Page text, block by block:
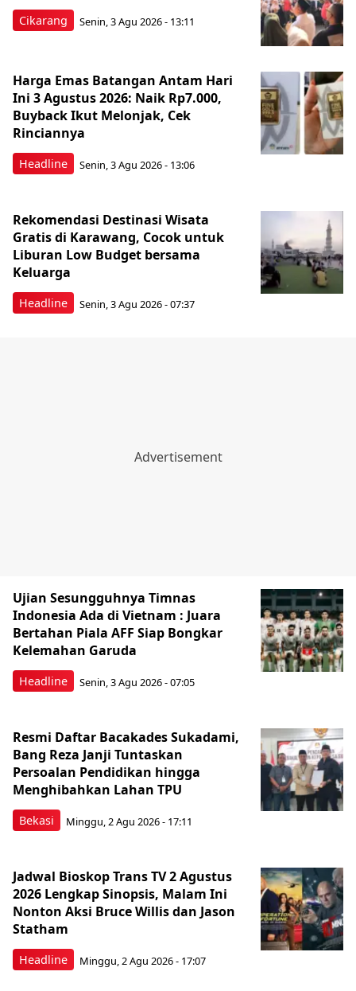
Cikarang Senin, 3 Agu 2026 - 13:11
Headline
Harga Emas Batangan Antam Hari
Ini 3 Agustus 2026: Naik Rp7.000,
Buyback Ikut Melonjak, Cek
Rinciannya
Senin, 3 Agu 2026 - 13:06
Headline
Rekomendasi Destinasi Wisata
Gratis di Karawang, Cocok untuk
Liburan Low Budget bersama
Keluarga
Senin, 3 Agu 2026 - 07:37
Headline
Ujian Sesungguhnya Timnas
Indonesia Ada di Vietnam : Juara
Bertahan Piala AFF Siap Bongkar
Kelemahan Garuda
Senin, 3 Agu 2026 - 07:05
Bekasi
Resmi Daftar Bacakades Sukadami,
Bang Reza Janji Tuntaskan
Persoalan Pendidikan hingga
Menghibahkan Lahan TPU
Minggu, 2 Agu 2026 - 17:11
Headline
Jadwal Bioskop Trans TV 2 Agustus
2026 Lengkap Sinopsis, Malam Ini
Nonton Aksi Bruce Willis dan Jason
Statham
Minggu, 2 Agu 2026 - 17:07